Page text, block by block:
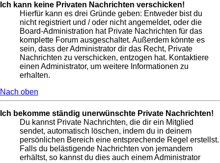
Ich kann keine Privaten Nachrichten verschicken!
Hierfür kann es drei Gründe geben: Entweder bist du
nicht registriert und / oder nicht angemeldet, oder die
Board-Administration hat Private Nachrichten für das
komplette Forum ausgeschaltet. Außerdem könnte es
sein, dass der Administrator dir das Recht, Private
Nachrichten zu verschicken, entzogen hat. Kontaktiere
einen Administrator, um weitere Informationen zu
erhalten.
Nach oben
Ich bekomme ständig unerwünschte Private Nachrichten!
Du kannst Private Nachrichten, die dir ein Mitglied
sendet, automatisch löschen, indem du in deinem
persönlichen Bereich eine entsprechende Regel erstellst.
Falls du belästigende Nachrichten von jemandem
erhältst, so kannst du dies auch einem Administrator